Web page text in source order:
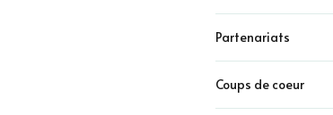
Partenariats
Coups de coeur